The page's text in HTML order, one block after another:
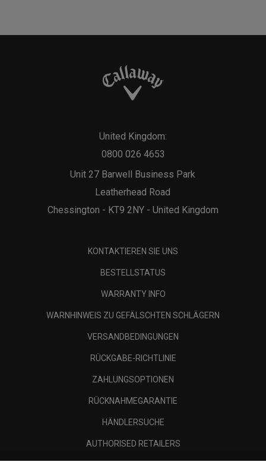
Unit 27 Barwell Business Park
Leatherhead Road
Chessington - KT9 2NY - United Kingdom
United Kingdom:
0800 026 4653
KONTAKTIEREN SIE UNS
BESTELLSTATUS
WARRANTY INFO
WARNHINWEIS ZU GEFÄLSCHTEN SCHLÄGERN
VERSANDBEDINGUNGEN
RÜCKGABE-RICHTLINIE
ZAHLUNGSOPTIONEN
RÜCKNAHMEGARANTIE
HÄNDLERSUCHE
AUTHORISED RETAILERS